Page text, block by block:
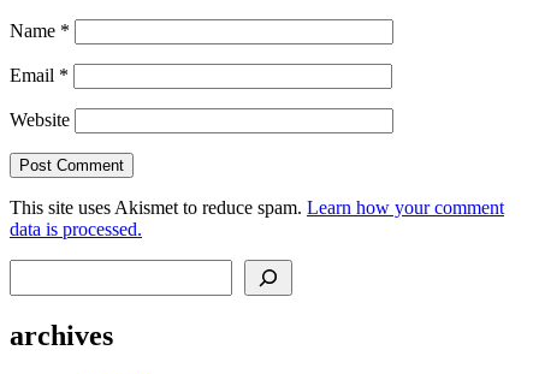
Name *
Email *
Website
This site uses Akismet to reduce spam. Learn how your comment
data is processed.
archives